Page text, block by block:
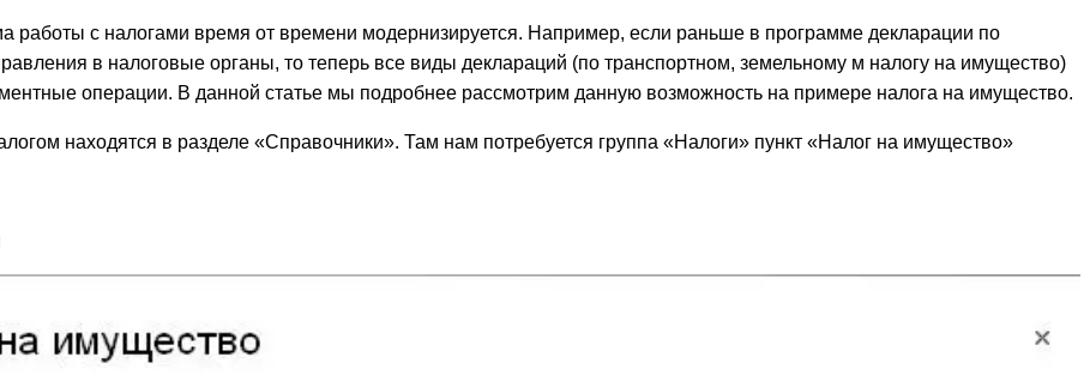
работы с налогами время от времени модернизируется. Например, если раньше в программе декларации по
в налоговые органы, то теперь все виды деклараций (по транспортном, земельному м налогу на имущество)
операции. В данной статье мы подробнее рассмотрим данную возможность на примере налога на имущество.
находятся в разделе «Справочники». Там нам потребуется группа «Налоги» пункт «Налог на имущество»